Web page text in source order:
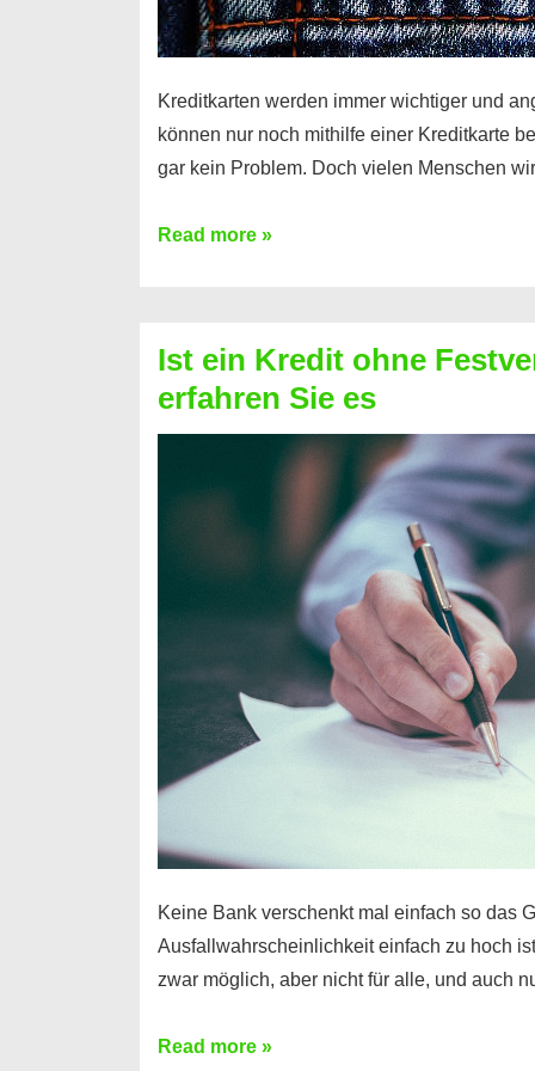
Kreditkarten werden immer wichtiger und
können nur noch mithilfe einer Kreditkarte
gar kein Problem. Doch vielen Menschen
Kreditkarte
Prepaid
ist
nicht
Read more »
Ist ein Kredit ohne
erfahren Sie es
Keine Bank verschenkt mal einfach so das
Ausfallwahrscheinlichkeit einfach zu hoch
zwar möglich, aber nicht für alle, und auch
Ist
Read more »